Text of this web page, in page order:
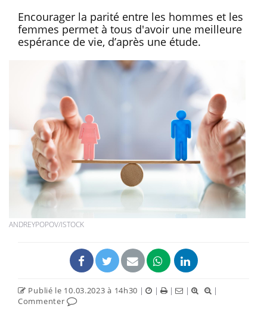
Encourager la parité entre les hommes et les
femmes permet à tous d'avoir une meilleure
espérance de vie, d’après une étude.
ANDREYPOPOV/ISTOCK
Publié le 10.03.2023 à 14h30 | | | |
|
Commenter